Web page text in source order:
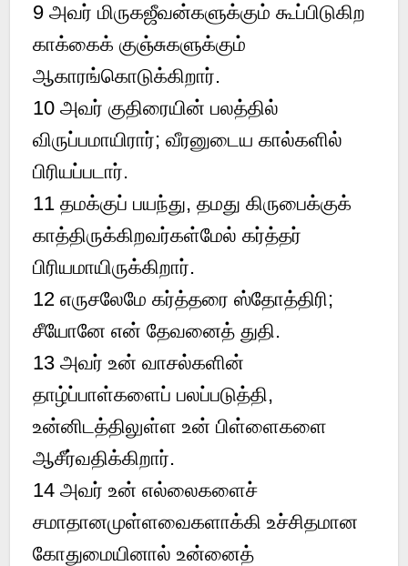
9 அவர் மிருகஜீவன்களுக்கும் கூப்பிடுகிற
காக்கைக் குஞ்சுகளுக்கும்
ஆகாரங்கொடுக்கிறார்.
10 அவர் குதிரையின் பலத்தில்
விருப்பமாயிரார்; வீரனுடைய கால்களில்
பிரியப்படார்.
11 தமக்குப் பயந்து, தமது கிருபைக்குக்
காத்திருக்கிறவர்கள்மேல் கர்த்தர்
பிரியமாயிருக்கிறார்.
12 எருசலேமே கர்த்தரை ஸ்தோத்திரி;
சீயோனே என் தேவனைத் துதி.
13 அவர் உன் வாசல்களின்
தாழ்ப்பாள்களைப் பலப்படுத்தி,
உன்னிடத்திலுள்ள உன் பிள்ளைகளை
ஆசீர்வதிக்கிறார்.
14 அவர் உன் எல்லைகளைச்
சமாதானமுள்ளவைகளாக்கி உச்சிதமான
கோதுமையினால் உன்னைத்